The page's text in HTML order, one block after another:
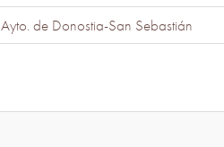
Ayto. de Donostia-San Sebastián